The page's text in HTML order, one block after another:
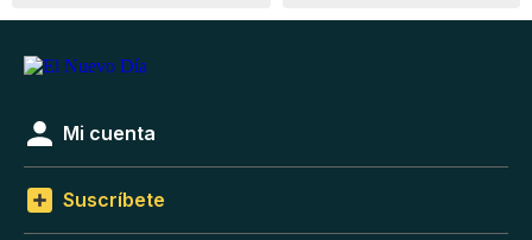
Mi cuenta
Suscríbete